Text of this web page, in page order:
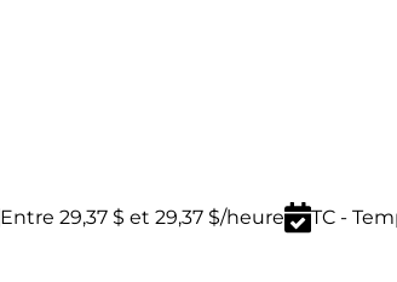
Entre 29,37 $ et 29,37 $/heure TC -